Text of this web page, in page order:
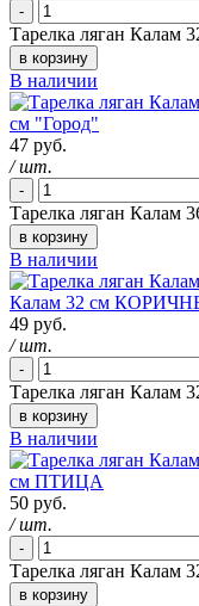
-
Тарелка ляган Калам
в корзину
В наличии
см "Город"
47 руб.
/ шт.
-
Тарелка ляган Калам
в корзину
В наличии
Калам 32 см
49 руб.
/ шт.
-
Тарелка ляган
в корзину
В наличии
см ПТИЦА
50 руб.
/ шт.
-
Тарелка ляган
в корзину